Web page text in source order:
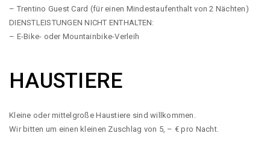
– Trentino Guest Card (für einen Mindestaufenthalt von 2 Nächten)
DIENSTLEISTUNGEN NICHT ENTHALTEN:
– E-Bike- oder Mountainbike-Verleih
HAUSTIERE
Kleine oder mittelgroße Haustiere sind willkommen.
Wir bitten um einen kleinen Zuschlag von 5, – € pro Nacht.